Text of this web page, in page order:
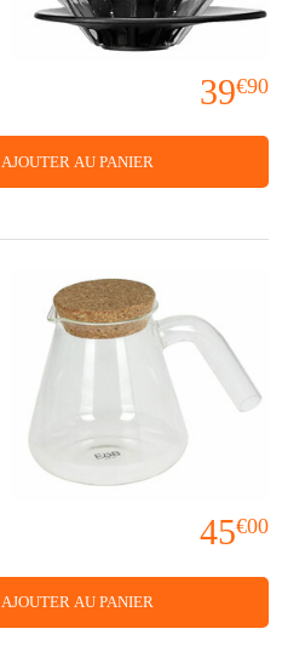
39€90
AJOUTER AU PANIER
45€00
AJOUTER AU PANIER